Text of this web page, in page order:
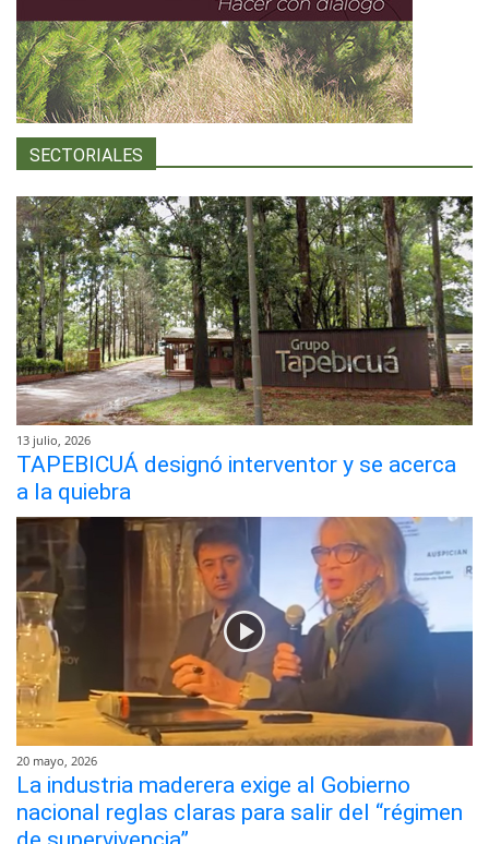
SECTORIALES
13 julio, 2026
TAPEBICUÁ designó interventor y se acerca
a la quiebra
20 mayo, 2026
La industria maderera exige al Gobierno
nacional reglas claras para salir del “régimen